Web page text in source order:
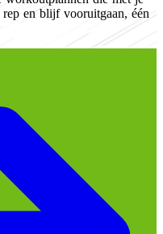
en blijf vooruitgaan, één